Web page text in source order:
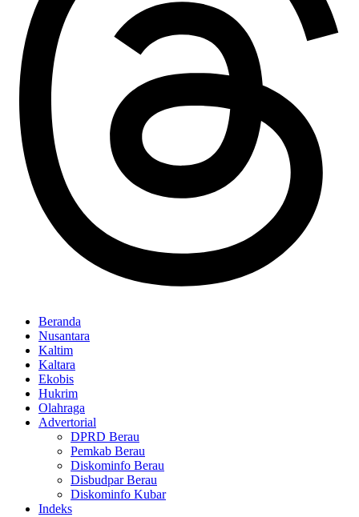
Beranda
Nusantara
Kaltim
Kaltara
Ekobis
Hukrim
Olahraga
Advertorial
DPRD Berau
Pemkab Berau
Diskominfo Berau
Disbudpar Berau
Diskominfo Kubar
Indeks